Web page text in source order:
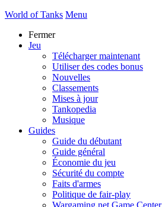
World of Tanks Menu
Fermer
Jeu
Télécharger maintenant
Utiliser des codes bonus
Nouvelles
Classements
Mises à jour
Tankopedia
Musique
Guides
Guide du débutant
Guide général
Économie du jeu
Sécurité du compte
Faits d'armes
Politique de fair-play
Wargaming.net Game Center